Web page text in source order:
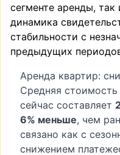
сегменте аренды,
динамика
стабильности с
предыдущих
Аренда квартир:
Средняя
сейчас составляет
6% меньше, чем
связано как с
снижением